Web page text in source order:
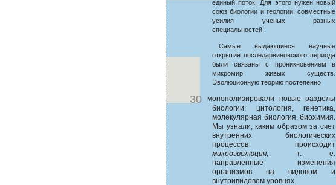
единый поток. Для этого нужен новый
союз биологии и геологии, совместные
усилия ученых разных
специальностей.
Самые выдающиеся научные
открытия последарвиновского периода
были связаны с проникновением в
микромир живых существ.
Эволюционную теорию постепенно
30монополизировали новые разделы
биологии: цитология, генетика,
молекулярная биология, биохимия.
Мы узнали, каким образом за счет
внутренних биологических
процессов происходит
микроэволюция, т. е.
направленные изменения
организмов на видовом и
внутривидовом уровнях.